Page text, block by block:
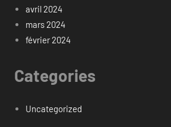
avril 2024
mars 2024
février 2024
Categories
Uncategorized